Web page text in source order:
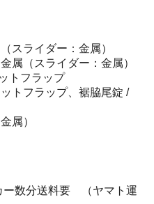
スライダー：金属）
属（スライダー：金属）
トフラップ
トフラップ、裾脇尾錠 /
属）
ー数分送料要 （ヤマト運